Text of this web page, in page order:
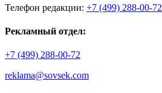
Телефон редакции: +7 (499) 288-00-72
Рекламный отдел:
+7 (499) 288-00-72
reklama@sovsek.com